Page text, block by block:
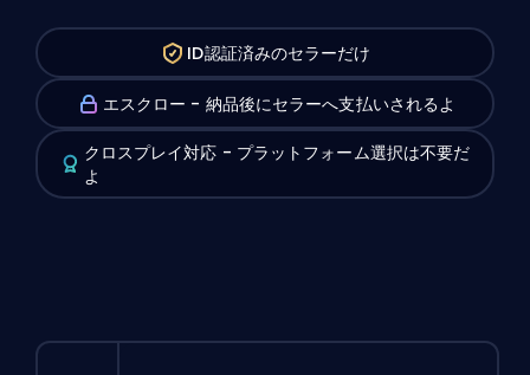
ID認証済みのセラーだけ
エスクロー - 納品後にセラーへ支払いされるよ
クロスプレイ対応 - プラットフォーム選択は不要だ
よ